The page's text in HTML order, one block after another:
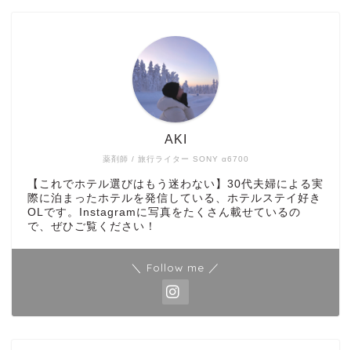
薬剤師 / 旅行ライター SONY α6700
AKI
【これでホテル選びはもう迷わない】30代夫婦による実
際に泊まったホテルを発信している、ホテルステイ好き
OLです。Instagramに写真をたくさん載せているの
で、ぜひご覧ください！
＼ Follow me ／